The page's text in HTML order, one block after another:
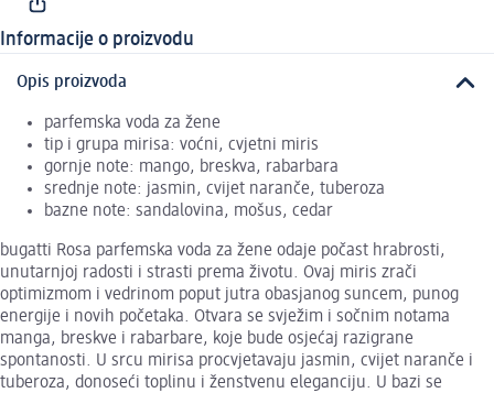
Informacije o proizvodu
Opis proizvoda
parfemska voda za žene
tip i grupa mirisa: voćni, cvjetni miris
gornje note: mango, breskva, rabarbara
srednje note: jasmin, cvijet naranče, tuberoza
bazne note: sandalovina, mošus, cedar
bugatti Rosa parfemska voda za žene odaje počast hrabrosti,
unutarnjoj radosti i strasti prema životu. Ovaj miris zrači
optimizmom i vedrinom poput jutra obasjanog suncem, punog
energije i novih početaka. Otvara se svježim i sočnim notama
manga, breskve i rabarbare, koje bude osjećaj razigrane
spontanosti. U srcu mirisa procvjetavaju jasmin, cvijet naranče i
tuberoza, donoseći toplinu i ženstvenu eleganciju. U bazi se